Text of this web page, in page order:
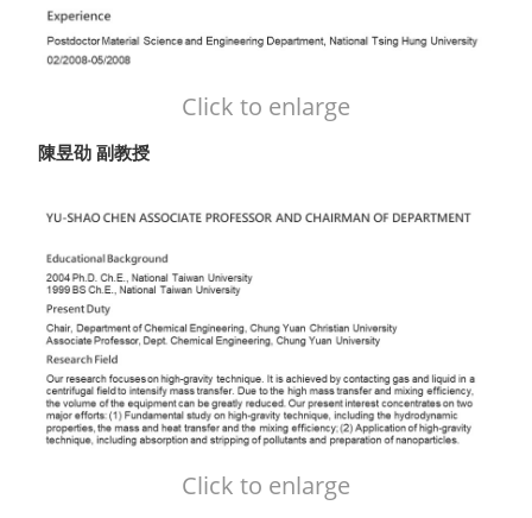
Click to enlarge
陳昱劭 副教授
Click to enlarge